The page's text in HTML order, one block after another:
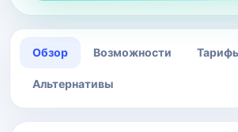
Обзор Возможности
Альтернативы